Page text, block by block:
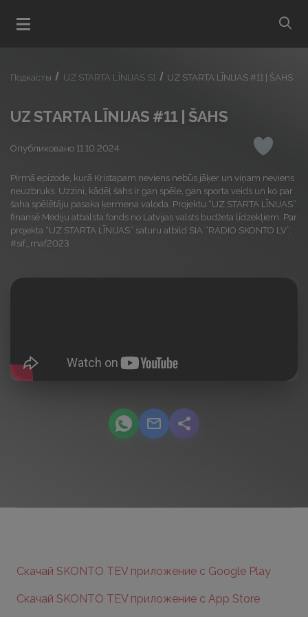
Открыть меню
Подкасты UZ STARTA LĪNIJAS S1 UZ STARTA LĪNIJAS #11 | ŠAHS
UZ STARTA LĪNIJAS #11 | ŠAHS
Опубликовано 11.10.2024
Pirmā epizode, kurā Kristapam neviens nebūs jāķer un viņam neviens
neuzbruks. Uzzini, kādēļ šahs ir gan spēle, gan sporta veids un ko par
šaha spēlētāju pasaka ķermeņa valoda. Projektu “UZ STARTA LĪNIJAS”
finansē Mediju atbalsta fonds no Latvijas valsts budžeta līdzekļiem. Par
projekta “UZ STARTA LĪNIJAS” saturu atbild SIA “RADIO SKONTO LV”.
#sif_maf2023
podcast.share-title WhatsApp
podcast.share-title Email
podcast.share-title
Скачай SKONTO TEV приложение с Google Play
Скачай SKONTO TEV приложение с App Store